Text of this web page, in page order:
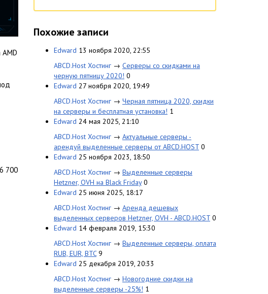
700
Похожие записи
Edward 13 ноября 2020, 22:55
ABCD.Host Хостинг → Серверы со скидками на
черную пятницу 2020! 0
Edward 27 ноября 2020, 19:49
ABCD.Host Хостинг → Черная пятница 2020, скидки
на серверы и бесплатная установка! 1
Edward 24 мая 2025, 21:10
ABCD.Host Хостинг → Актуальные серверы -
арендуй выделенные серверы от ABCD.HOST 0
Edward 25 ноября 2023, 18:50
ABCD.Host Хостинг → Выделенные серверы
Hetzner, OVH на Black Friday 0
Edward 25 июня 2025, 18:17
ABCD.Host Хостинг → Аренда дешевых
выделенных серверов Hetzner, OVH - ABCD.HOST 0
Edward 14 февраля 2019, 15:30
ABCD.Host Хостинг → Выделенные серверы, оплата
RUB, EUR, BTC 9
Edward 25 декабря 2019, 20:33
ABCD.Host Хостинг → Новогодние скидки на
выделенные серверы -25%! 1